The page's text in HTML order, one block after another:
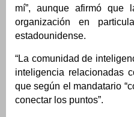
mí”, aunque afirmó
organización en
estadounidense.
“La comunidad de
inteligencia relacionadas
que según el mandatario
conectar los puntos”.